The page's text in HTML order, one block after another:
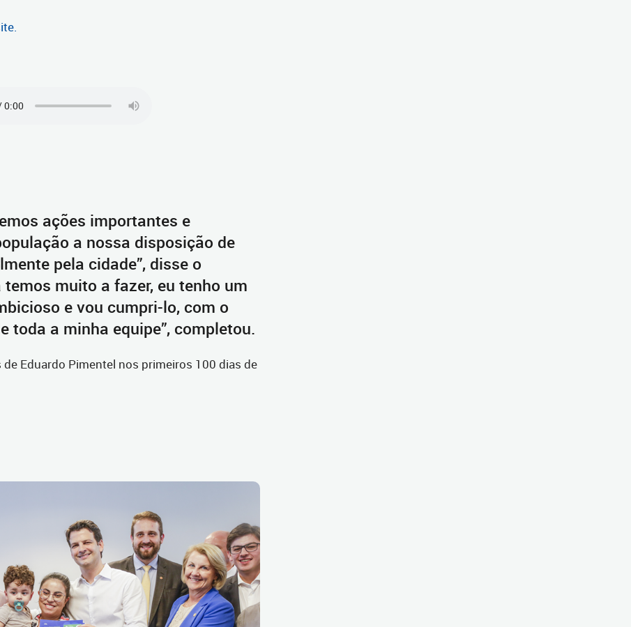
ações importantes e
a nossa disposição de
pela cidade”, disse o
muito a fazer, eu tenho um
e vou cumpri-lo, com o
toda a minha equipe”, completou.
Eduardo Pimentel nos primeiros 100 dias de